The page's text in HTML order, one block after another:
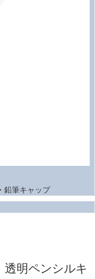
鉛筆キャップ
透明ペンシルキ